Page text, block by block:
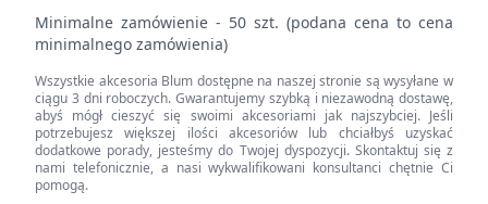
do
profil.
95°,
Drzwi
bliźniacze,
bez
Minimalne zamówienie - 50 szt. (podana cena to cena
minimalnego zamówienia)
Wszystkie akcesoria Blum dostępne na naszej stronie są wysyłane w
ciągu 3 dni roboczych. Gwarantujemy szybką i niezawodną dostawę,
abyś mógł cieszyć się swoimi akcesoriami jak najszybciej. Jeśli
potrzebujesz większej ilości akcesoriów lub chciałbyś uzyskać
dodatkowe porady, jesteśmy do Twojej dyspozycji. Skontaktuj się z
nami telefonicznie, a nasi wykwalifikowani konsultanci chętnie Ci
pomogą.